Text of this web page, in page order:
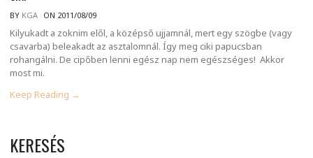
BY KGA ON 2011/08/09
Kilyukadt a zoknim elől, a középső ujjamnál, mert egy szögbe (vagy
csavarba) beleakadt az asztalomnál. Így meg ciki papucsban
rohangálni. De cipőben lenni egész nap nem egészséges! Akkor
most mi.
Keep Reading →
KERESÉS